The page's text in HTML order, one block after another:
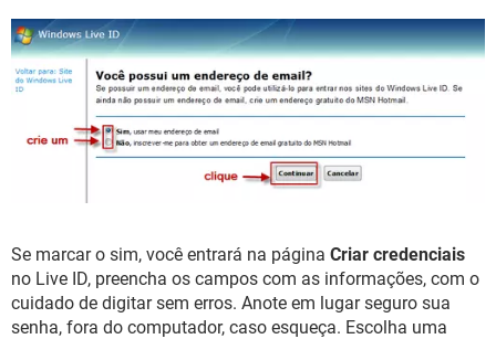
Se marcar o sim, você entrará na página Criar credenciais
no Live ID, preencha os campos com as informações, com o
cuidado de digitar sem erros. Anote em lugar seguro sua
senha, fora do computador, caso esqueça. Escolha uma